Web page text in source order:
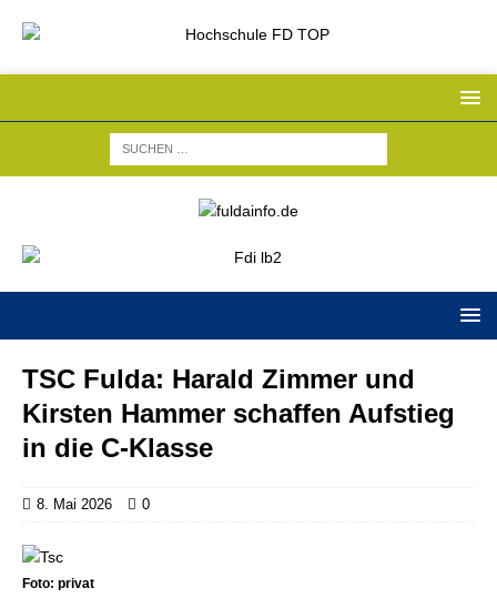
TSC Fulda: Harald Zimmer und
Kirsten Hammer schaffen Aufstieg
in die C-Klasse
8. Mai 2026 0
Foto: privat